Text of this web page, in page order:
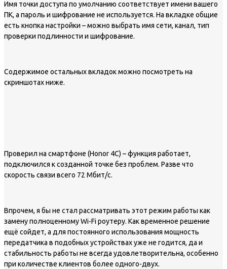
Имя точки доступа по умолчанию соответствует имени вашего
ПК, а пароль и шифрование не используется. На вкладке общие
есть кнопка настройки – можно выбрать имя сети, канал, тип
проверки подлинности и шифрование.
Содержимое остальных вкладок можно посмотреть на
скриншотах ниже.
Проверил на смартфоне (Honor 4С) – функция работает,
подключился к созданной точке без проблем. Разве что
скорость связи всего 72 Мбит/с.
Впрочем, я бы не стал рассматривать этот режим работы как
замену полноценному Wi-Fi роутеру. Как временное решение
ещё сойдет, а для постоянного использования мощность
передатчика в подобных устройствах уже не годится, да и
стабильность работы не всегда удовлетворительна, особенно
при количестве клиентов более одного-двух.